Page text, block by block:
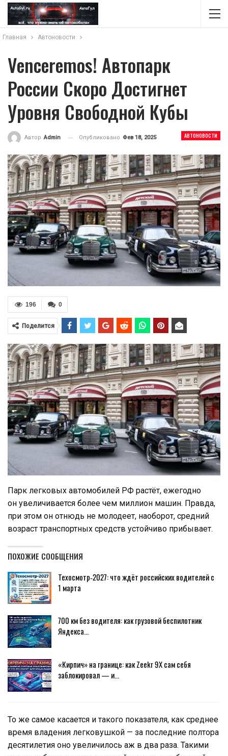
Главная Автоновости
Venceremos! Автопарк
России Скоро Достигнет
Уровня Свободной Кубы
АВТОНОВОСТИ
Автор Admin Опубликовано Фев 18, 2025
0
196
Поделится
Парк легковых автомобилей РФ растёт, ежегодно
он увеличивается более чем миллион машин. Правда,
при этом он отнюдь не молодеет, наоборот, средний
возраст транспортных средств устойчиво прибывает.
ПОХОЖИЕ СООБЩЕНИЯ
Техосмотр‑2027: что ждёт российских водителей с
1 марта
700 км без водителя: как грузовой беспилотник
Яндекса…
«Кирпич» на границе: как Zeekr 9X сам себя
заблокировал — и…
То же самое касается и такого показателя, как среднее
время владения легковушкой — за последние полтора
десятилетия оно увеличилось аж в два раза. Такими